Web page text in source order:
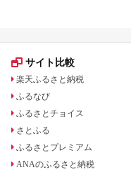
サイト比較
楽天ふるさと納税
ふるなび
ふるさとチョイス
さとふる
ふるさとプレミアム
ANAのふるさと納税